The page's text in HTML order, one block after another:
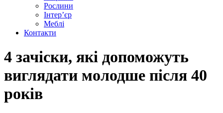
Рослини
Інтер’єр
Меблі
Контакти
4 зачіски, які допоможуть
виглядати молодше після 40
років